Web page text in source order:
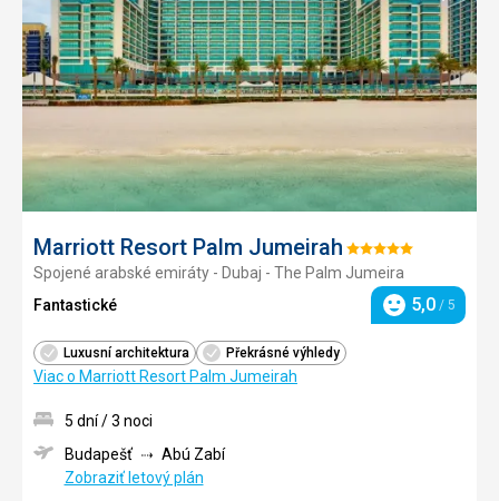
Marriott Resort Palm Jumeirah Hodnotenie:
5/5
Spojené arabské emiráty - Dubaj - The Palm Jumeira
Fantastické
Hodnotenie
5,0 / 5
Luxusní architektura Překrásné výhledy
Viac o Marriott Resort Palm Jumeirah
5 dní / 3 noci
Budapešť
Abú Zabí
Zobraziť letový plán